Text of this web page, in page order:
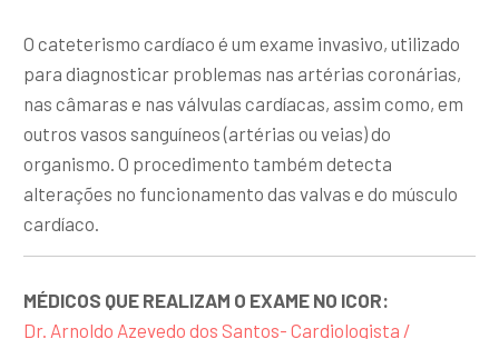
O cateterismo cardíaco é um exame invasivo, utilizado
para diagnosticar problemas nas artérias coronárias,
nas câmaras e nas válvulas cardíacas, assim como, em
outros vasos sanguíneos (artérias ou veias) do
organismo. O procedimento também detecta
alterações no funcionamento das valvas e do músculo
cardíaco.
MÉDICOS QUE REALIZAM O EXAME NO ICOR:
Dr. Arnoldo Azevedo dos Santos- Cardiologista /